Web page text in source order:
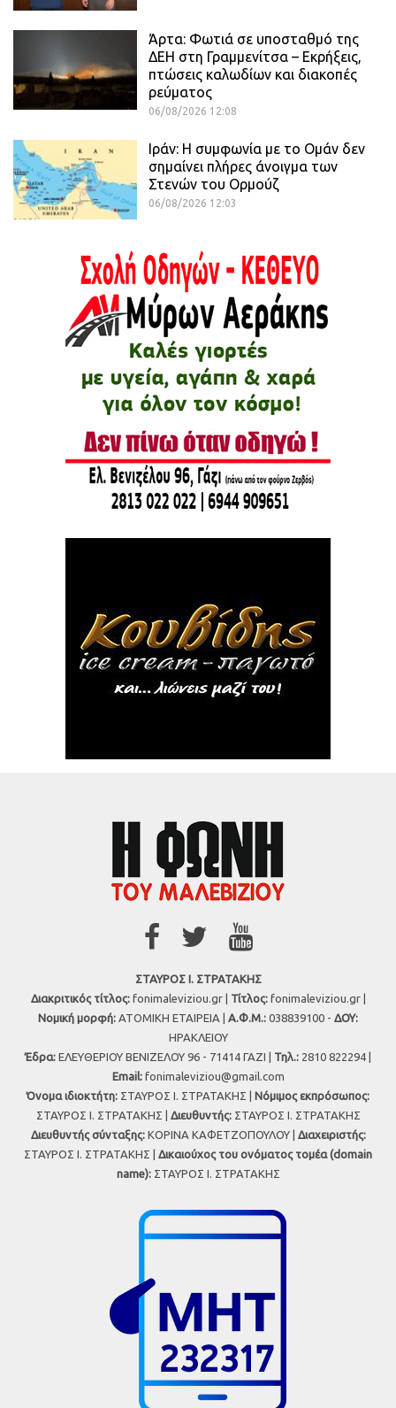
Άρτα: Φωτιά σε υποσταθμό της
ΔΕΗ στη Γραμμενίτσα – Εκρήξεις,
πτώσεις καλωδίων και διακοπές
ρεύματος
06/08/2026 12:08
Ιράν: Η συμφωνία με το Ομάν δεν
σημαίνει πλήρες άνοιγμα των
Στενών του Ορμούζ
06/08/2026 12:03
ΣΤΑΥΡΟΣ Ι. ΣΤΡΑΤΑΚΗΣ
Διακριτικός τίτλος:fonimaleviziou.gr | Τίτλος:fonimaleviziou.gr |
Νομική μορφή: ΑΤΟΜΙΚΗ ΕΤΑΙΡΕΙΑ | Α.Φ.Μ.: 038839100 - ΔΟΥ:
ΗΡΑΚΛΕΙΟΥ
Έδρα: ΕΛΕΥΘΕΡΙΟΥ ΒΕΝΙΖΕΛΟΥ 96 - 71414 ΓΑΖΙ | Τηλ.: 2810 822294 |
Εmail: fonimaleviziou@gmail.com
Όνομα ιδιοκτήτη: ΣΤΑΥΡΟΣ Ι. ΣΤΡΑΤΑΚΗΣ | Νόμιμος εκπρόσωπος:
ΣΤΑΥΡΟΣ Ι. ΣΤΡΑΤΑΚΗΣ | Διευθυντής:ΣΤΑΥΡΟΣ Ι. ΣΤΡΑΤΑΚΗΣ
Διευθυντής σύνταξης:ΚΟΡΙΝΑ ΚΑΦΕΤΖΟΠΟΥΛΟΥ | Διαχειριστής:
ΣΤΑΥΡΟΣ Ι. ΣΤΡΑΤΑΚΗΣ | Δικαιούχος του ονόματος τομέα (domain
name):ΣΤΑΥΡΟΣ Ι. ΣΤΡΑΤΑΚΗΣ